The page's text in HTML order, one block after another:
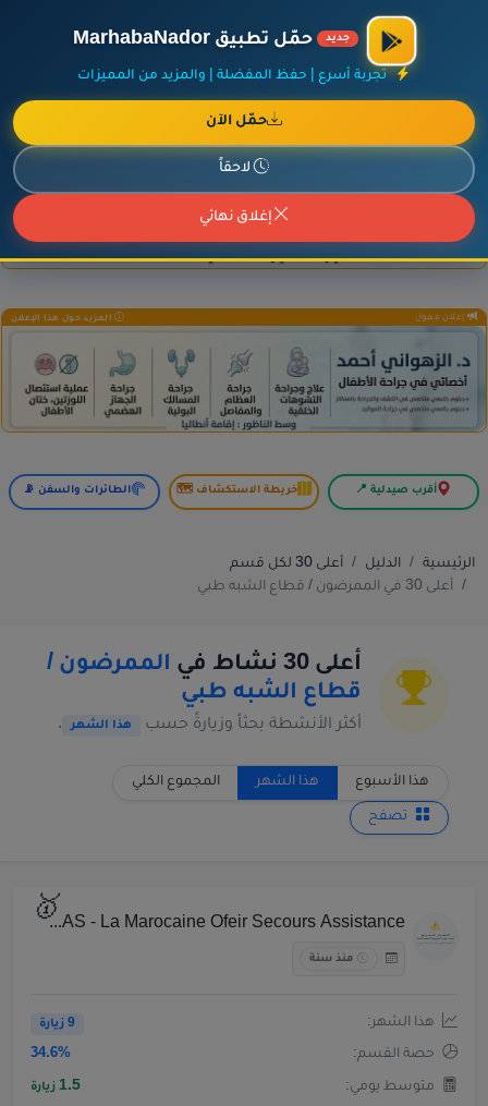
أضف نشاطك مجاناً
جديد حمّل تطبيق MarhabaNador
تجربة أسرع | حفظ المفضلة | والمزيد من المميزات
حمّل الآن
لاحقاً
إغلاق نهائي
إعلان ممول المزيد حول هذا الإعلان
إعلان ممول المزيد حول هذا الإعلان
أقرب صيدلية 📍 خريطة الاستكشاف 🗺️ الطائرات والسفن 📡
الرئيسية الدليل
أعلى 30 لكل قسم
أعلى 30 في الممرضون / قطاع الشبه طبي
أعلى 30 نشاط في
الممرضون /
قطاع الشبه طبي
أكثر الأنشطة بحثاً وزيارةً حسب هذا الشهر .
هذا الأسبوع هذا الشهر المجموع الكلي
تصفح
🥇MOSAS - La Marocaine Ofeir Secours Assistance
منذ سنة
هذا الشهر: 9 زيارة
حصة القسم: 34.6%
متوسط يومي: 1.5 زيارة